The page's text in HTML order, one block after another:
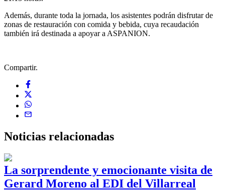
Además, durante toda la jornada, los asistentes podrán disfrutar de
zonas de restauración con comida y bebida, cuya recaudación
también irá destinada a apoyar a ASPANION.
Compartir.
Noticias relacionadas
La sorprendente y emocionante visita de
Gerard Moreno al EDI del Villarreal